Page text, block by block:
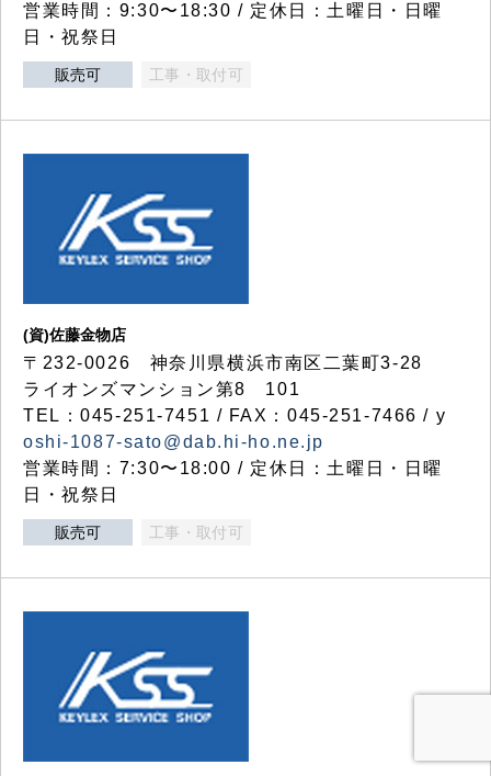
営業時間：9:30〜18:30 / 定休日：土曜日・日曜
日・祝祭日
販売可 工事・取付可
(資)佐藤金物店
〒232-0026 神奈川県横浜市南区二葉町3-28
ライオンズマンション第8 101
TEL：045-251-7451 / FAX：045-251-7466 / y
oshi-1087-sato@dab.hi-ho.ne.jp
営業時間：7:30〜18:00 / 定休日：土曜日・日曜
日・祝祭日
販売可 工事・取付可